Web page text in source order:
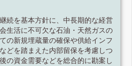
続を基本方針に、中長期的な経営
生活に不可欠な石油・天然ガスの
の新規埋蔵量の確保や供給インフ
どを踏まえた内部留保を考慮しつ
の資金需要などを総合的に勘案し